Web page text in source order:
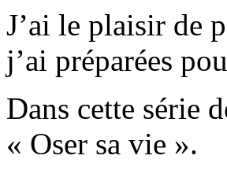
J’ai le plaisir de
j’ai préparées
Dans cette série
« Oser sa vie ».